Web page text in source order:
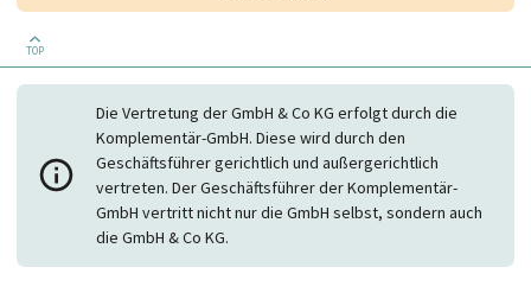
TOP
Die Vertretung der GmbH & Co KG erfolgt durch die
Komplementär-GmbH. Diese wird durch den
Geschäftsführer gerichtlich und außergerichtlich
vertreten. Der Geschäftsführer der Komplementär-
GmbH vertritt nicht nur die GmbH selbst, sondern auch
die GmbH & Co KG.